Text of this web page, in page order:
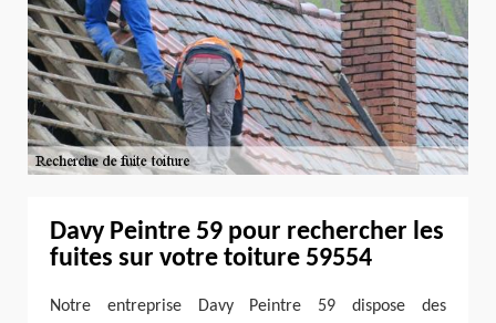
Davy Peintre 59 pour rechercher les
fuites sur votre toiture 59554
Notre entreprise Davy Peintre 59 dispose des